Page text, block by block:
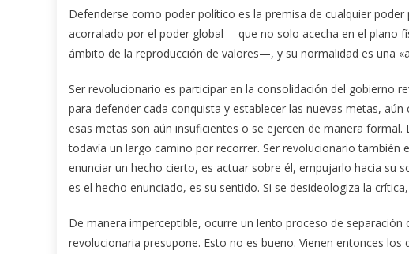
Defenderse como poder político es la premisa de cualquier
acorralado por el poder global —que no solo acecha en el plano
ámbito de la reproducción de valores—, y su normalidad es una
Ser revolucionario es participar en la consolidación del gobierno
para defender cada conquista y establecer las nuevas me­tas,
esas metas son aún insuficientes o se ejercen de manera
todavía un largo camino por recorrer. Ser revolucionario también
enunciar un hecho cierto, es actuar sobre él, empujarlo hacia su
es el hecho enunciado, es su sentido. Si se desideologiza la
De manera imperceptible, ocurre un lento proceso de
revolucionaria presupone. Esto no es bueno. Vienen entonces